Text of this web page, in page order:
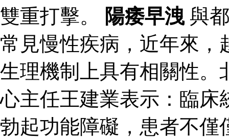
雙重打擊。
陽痿早洩 與
常見慢性疾病，近年來，
生理機制上具有相關性。
心主任王建業表示：臨床
勃起功能障礙，患者不僅